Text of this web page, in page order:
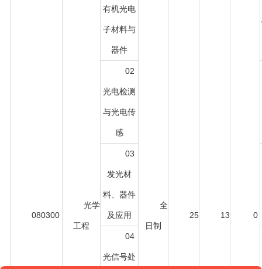
080300
光学
工程
有机光电
子材料与
器件
全
日制
25 13 0
02
光电检测
与光电传
感
03
发光材
料、器件
及应用
04
光信号处